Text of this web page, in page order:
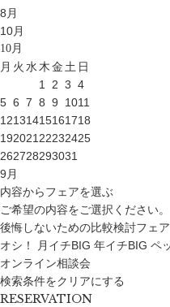
8 月
10月
10 月
月 火 水 木金 土 日
1
2 3 4
5 6 7 8 9 1011
12131415161718
192021 22232425
262728293031
9 月
内容からフェアを選ぶ
ご希望の内容をご選択ください。
後悔しないための比較検討フェア
オシ！
月イチBIG 年イチBIG ペ
オンライン相談会
検索条件をクリアにする
RESERVATION